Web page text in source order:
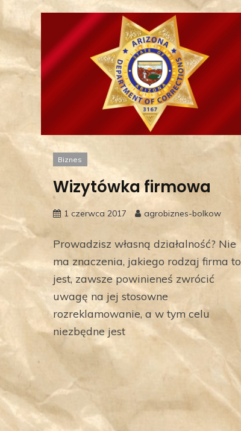
Biznes
Wizytówka firmowa
1 czerwca 2017 agrobiznes-bolkow
Prowadzisz własną działalność? Nie
ma znaczenia, jakiego rodzaj firma to
jest, zawsze powinieneś zwrócić
uwagę na jej stosowne
rozreklamowanie, a w tym celu
niezbędne jest